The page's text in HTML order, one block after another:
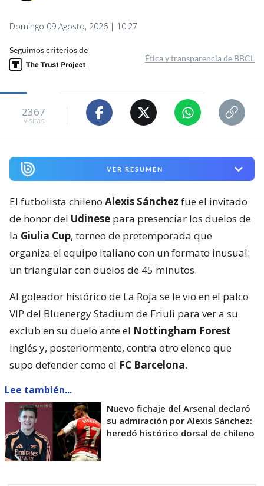
Domingo 09 Agosto, 2026 | 10:27
Seguimos criterios de
Ética y transparencia de BBCL
2367
visitas
VER RESUMEN
El futbolista chileno Alexis Sánchez fue el invitado
de honor del Udinese para presenciar los duelos de
la Giulia Cup, torneo de pretemporada que
organiza el equipo italiano con un formato inusual:
un triangular con duelos de 45 minutos.
Al goleador histórico de La Roja se le vio en el palco
VIP del Bluenergy Stadium de Friuli para ver a su
exclub en su duelo ante el Nottingham Forest
inglés y, posteriormente, contra otro elenco que
supo defender como el FC Barcelona.
Lee también...
Nuevo fichaje del Arsenal declaró
su admiración por Alexis Sánchez:
heredó histórico dorsal de chileno